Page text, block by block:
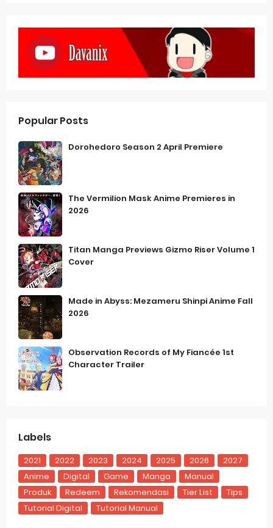
Popular Posts
Dorohedoro Season 2 April Premiere
The Vermilion Mask Anime Premieres in
2026
Titan Manga Previews Gizmo Riser Volume 1
Cover
Made in Abyss: Mezameru Shinpi Anime Fall
2026
Observation Records of My Fiancée 1st
Character Trailer
Labels
2021 2022 2023 2024 2025 2026
2027
Anime
Digital Game Manga
Manual
Produk
Redeem Rekomendasi Tier List
Tips
Tutorial Digital
Tutorial Manual